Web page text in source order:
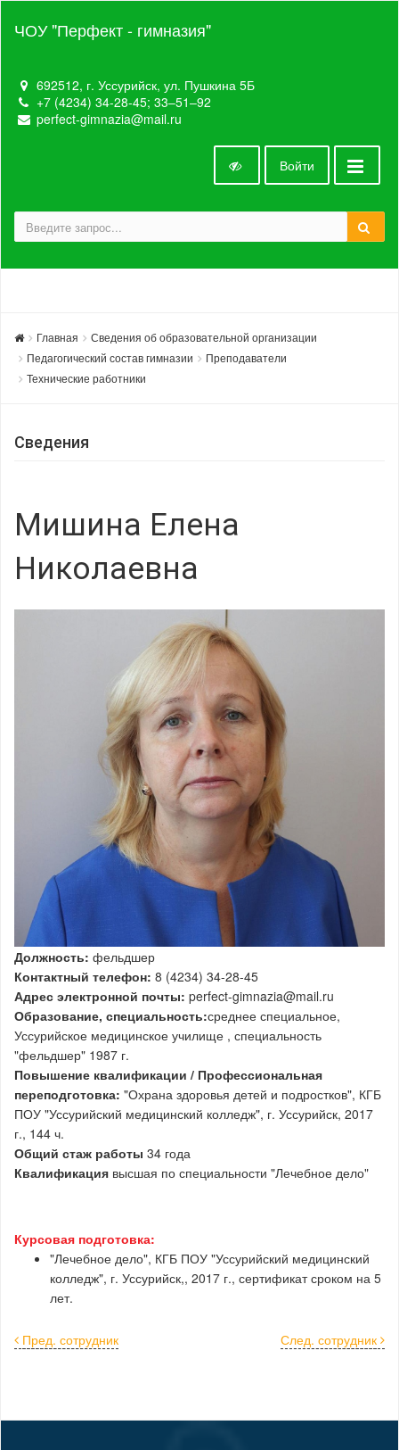
ЧОУ "Перфект - гимназия"
692512, г. Уссурийск, ул. Пушкина 5Б
+7 (4234) 34-28-45; 33‒51‒92
perfect-gimnazia@mail.ru
Войти
Главная
Сведения об образовательной организации
Педагогический состав гимназии
Преподаватели
Технические работники
Сведения
Мишина Елена
Николаевна
Должность: фельдшер
Контактный телефон: 8 (4234) 34-28-45
Адрес электронной почты: perfect-gimnazia@mail.ru
Образование, специальность:среднее специальное,
Уссурийское медицинское училище , специальность
"фельдшер" 1987 г.
Повышение квалификации / Профессиональная
переподготовка: "Охрана здоровья детей и подростков", КГБ
ПОУ "Уссурийский медицинский колледж", г. Уссурийск, 2017
г., 144 ч.
Общий стаж работы 34 года
Квалификация высшая по специальности "Лечебное дело"
Курсовая подготовка:
"Лечебное дело", КГБ ПОУ "Уссурийский медицинский
колледж", г. Уссурийск,, 2017 г., сертификат сроком на 5
лет.
След. сотрудник
Пред. сотрудник